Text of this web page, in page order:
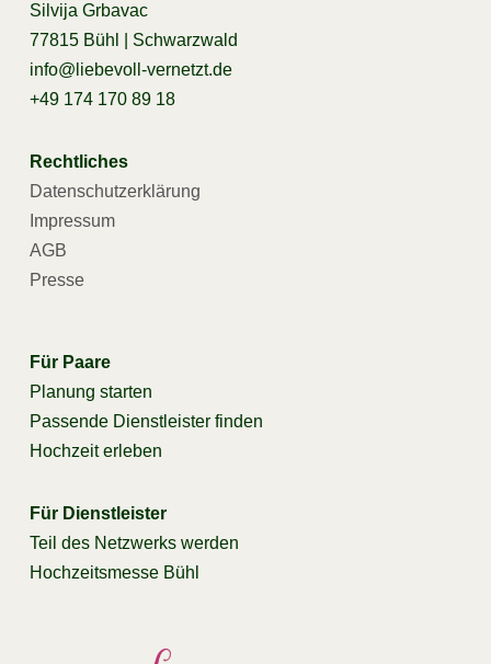
Silvija Grbavac
77815 Bühl | Schwarzwald
info@liebevoll-vernetzt.de
+49 174 170 89 18
Rechtliches
Datenschutzerklärung
Impressum
AGB
Presse
Für Paare
Planung starten
Passende Dienstleister finden
Hochzeit erleben
Für Dienstleister
Teil des Netzwerks werden
Hochzeitsmesse Bühl